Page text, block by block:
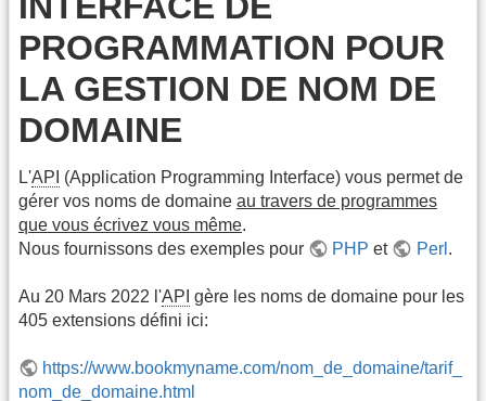
PROGRAMMATION POUR
LA GESTION DE NOM DE
DOMAINE
L'API (Application Programming Interface) vous permet de
gérer vos noms de domaine au travers de programmes
que vous écrivez vous même.
Nous fournissons des exemples pour
PHP et Perl .
Au 20 Mars 2022 l'API gère les noms de domaine pour les
405 extensions défini ici:
https://www.bookmyname.com/nom_de_domaine/tarif_
nom_de_domaine.html